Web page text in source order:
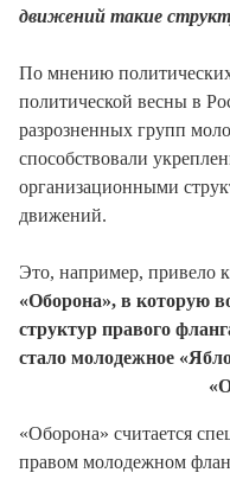
движений такие
По мнению
политической весны в
разрозненных групп
способствовали
организационными
движений.
Это, например, привело
«Оборона», в которую
структур правого
стало молодежное
«Оборона» считается
правом молодежном